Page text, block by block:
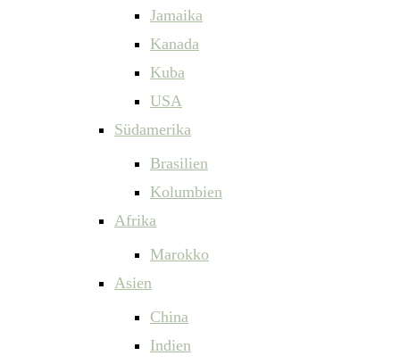
Jamaika
Kanada
Kuba
USA
Südamerika
Brasilien
Kolumbien
Afrika
Marokko
Asien
China
Indien